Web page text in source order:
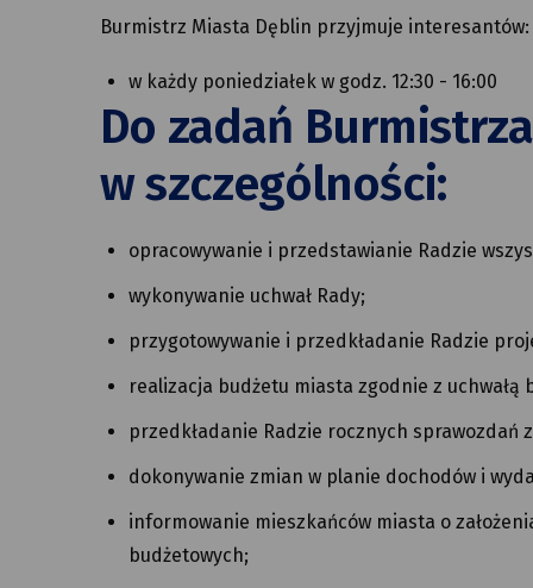
Burmistrz Miasta Dęblin przyjmuje interesantów:
w każdy poniedziałek w godz. 12:30 - 16:00
Do zadań
w szczególności:
opracowywanie i przedstawianie Radzie
wykonywanie uchwał Rady;
przygotowywanie i przedkładanie Radzie
realizacja budżetu miasta zgodnie z
przedkładanie Radzie rocznych
dokonywanie zmian w planie dochodów i
informowanie mieszkańców miasta o
budżetowych;